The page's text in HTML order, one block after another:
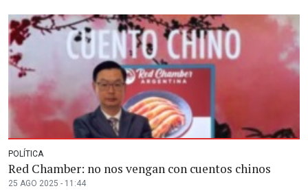
POLÍTICA
Red Chamber: no nos vengan con cuentos chinos
25 AGO 2025 - 11:44